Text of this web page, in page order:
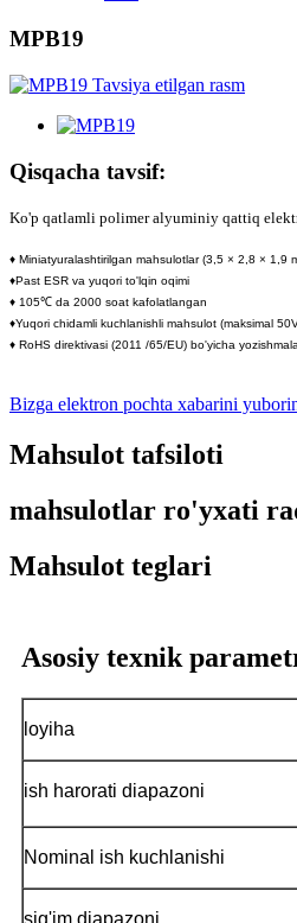
MPB19
Qisqacha tavsif:
Ko'p qatlamli polimer alyuminiy qattiq
♦ Miniatyuralashtirilgan mahsulotlar (3,5 × 2,8 × 1,9
♦Past ESR va yuqori to'lqin oqimi
♦ 105℃ da 2000 soat kafolatlangan
♦Yuqori chidamli kuchlanishli mahsulot (maksimal
♦ RoHS direktivasi (2011 /65/EU) bo'yicha
Bizga elektron pochta xabarini
Mahsulot tafsiloti
mahsulotlar ro'yxati
Mahsulot teglari
Asosiy texnik
loyiha
ish harorati diapazoni
Nominal ish kuchlanishi
sig'im diapazoni